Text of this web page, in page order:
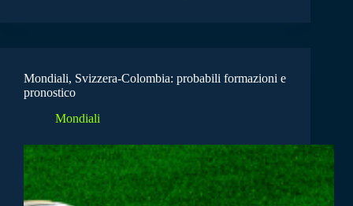
Mondiali, Svizzera-Colombia: probabili formazioni e
pronostico
Mondiali